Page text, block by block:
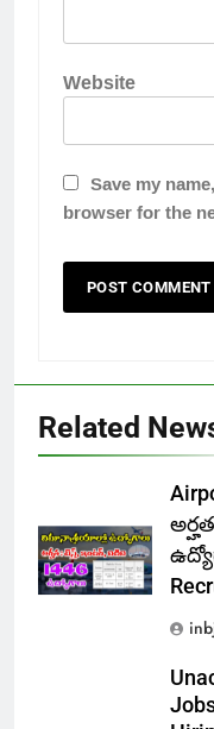
Website
Save my
browser for the
Related